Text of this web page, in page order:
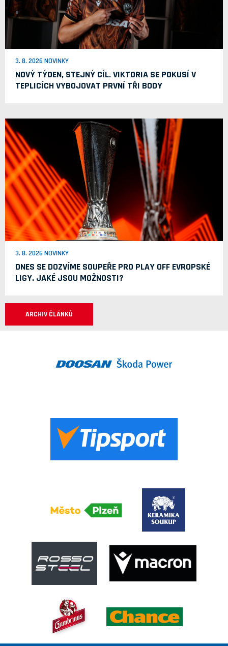
3. 8. 2026 NOVINKY
NOVÝ TÝDEN, STEJNÝ CÍL. VIKTORIA SE POKUSÍ V
TEPLICÍCH VYBOJOVAT PRVNÍ TŘI BODY
3. 8. 2026 NOVINKY
DNES SE DOZVÍME SOUPEŘE PRO PLAY OFF EVROPSKÉ
LIGY. JAKÉ JSOU MOŽNOSTI?
ARCHIV ČLÁNKŮ